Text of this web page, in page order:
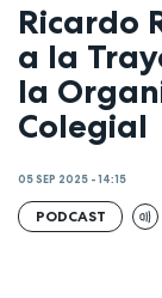
Ricardo
a la
la
Colegial
05 SEP 2025 - 14:15
PODCAST